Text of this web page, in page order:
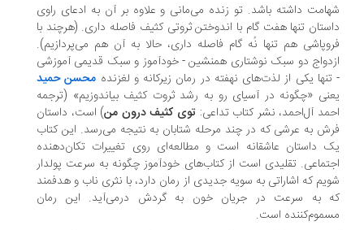
داشته باشد. تو زنده می‌مانی و علاوه بر آن به ادعای راوی
تنها هفت گام با اندوختن ثروتی کثیف فاصله داری. (هرچند با
هم تنها نُه گام فاصله داری، حالا به آن هم می‌پردازیم).
دو سبک نوشتاری همنشین - خودآموز و سبک قدیمی آموزشی
یکی از لذت‌های نهفته در رمان زیرکانه و لغزندهمحسن حمید
«چگونه در آسیای رو به رشد ثروت کثیف بیاندوزیم» (ترجمه
آل‌احمد، نشر کتاب تداعی:توی کثیف درون من) است، داستان
به عرشی که در چند مرحله شتابان به نتیجه می‌رسد. این کتاب
داستان عاشقانه است و مطالعه‌ای روی تغییرات تکان‌دهنده
تقلیدی است از کتاب‌های خودآموز چگونه به سرعت پولدار
که اشاراتی به سویه جدیدی از رمان دارد، با نثری ناب و هدفمند
به سرعت در جریان خون به گردش درمی‌آید. این رمان
است.